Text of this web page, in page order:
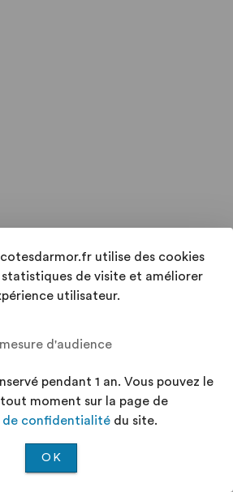
utilise des cookies
statistiques de visite et améliorer
utilisateur.
d'audience
pendant 1 an. Vous pouvez le
moment sur la page de
de confidentialitédu site.
OK